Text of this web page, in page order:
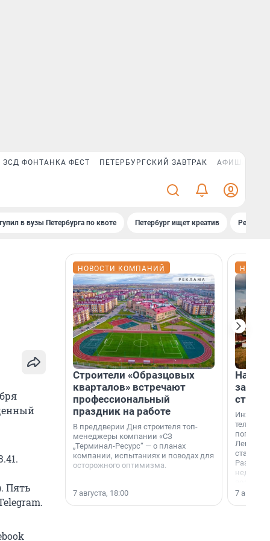
ЗСД ФОНТАНКА ФЕСТ ПЕТЕРБУРГСКИЙ ЗАВТРАК АФИША PLUS
в вузы Петербурга по квоте Петербург ищет креатив
Пять
НОВОСТИ КОМПАНИЙ
Строители «Образцовых
кварталов» встречают
профессиональный
праздник на работе
В преддверии Дня строителя топ-
менеджеры компании «СЗ
„Терминал-Ресурс“ — о планах
компании, испытаниях и поводах для
осторожного оптимизма.
7 августа, 18:00
На
станции
7